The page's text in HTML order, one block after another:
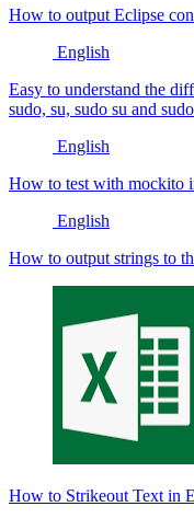
How to output Eclipse
English
Easy to understand the
sudo, su, sudo su and
English
How to test with mockito
English
How to output strings to
How to Strikeout Text in